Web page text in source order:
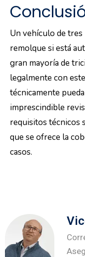
Un vehículo de
remolque si está
gran mayoría de
legalmente con
técnicamente
imprescindible
requisitos técnicos
que se ofrece la
casos.